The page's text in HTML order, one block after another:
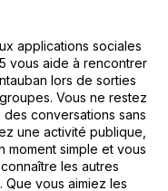
applications sociales
vous aide à rencontrer
lors de sorties
Vous ne restez
conversations sans
une activité publique,
moment simple et vous
les autres
Que vous aimiez les